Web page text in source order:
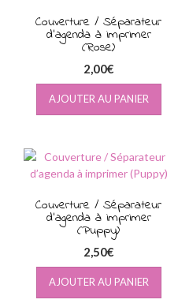
Couverture / Séparateur
d’agenda à imprimer
(Rose)
2,00€
AJOUTER AU PANIER
Couverture / Séparateur
d’agenda à imprimer
(Puppy)
2,50€
AJOUTER AU PANIER